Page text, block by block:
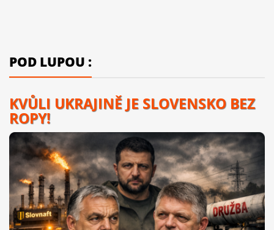
POD LUPOU :
KVŮLI UKRAJINĚ JE SLOVENSKO BEZ
ROPY!